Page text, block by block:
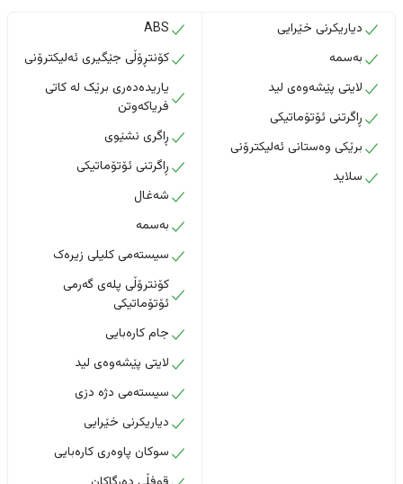
دیاریکرنی خێرایی
بەسمە
لایتی پێشەوەی لید
ڕاگرتنی ئۆتۆماتیکی
برێکی وەستانی ئەلیکترۆنی
سلاید
ABS
کۆنتڕۆڵی جێگیری ئەلیکترۆنی
یاریدەدەری برێک لە کاتی
فریاکەوتن
ڕاگری نشێوی
ڕاگرتنی ئۆتۆماتیکی
شەغال
بەسمە
سیستەمی کلیلی زیرەک
کۆنترۆڵی پلەی گەرمی
ئۆتۆماتیکی
جام کارەبایی
لایتی پێشەوەی لید
سیستەمی دژە دزی
دیاریکرنی خێرایی
سوکان پاوەری کارەبایی